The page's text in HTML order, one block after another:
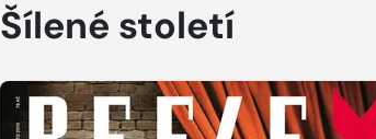
Šílené století